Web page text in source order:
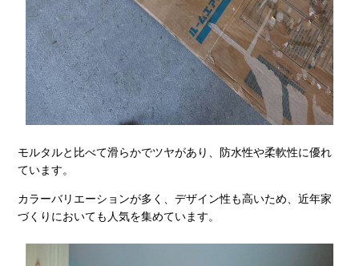
モルタルと比べて滑らかでツヤがあり、防水性や柔軟性に優れ
ています。
カラーバリエーションが多く、デザイン性も高いため、近年家
づくりにおいても人気を集めています。